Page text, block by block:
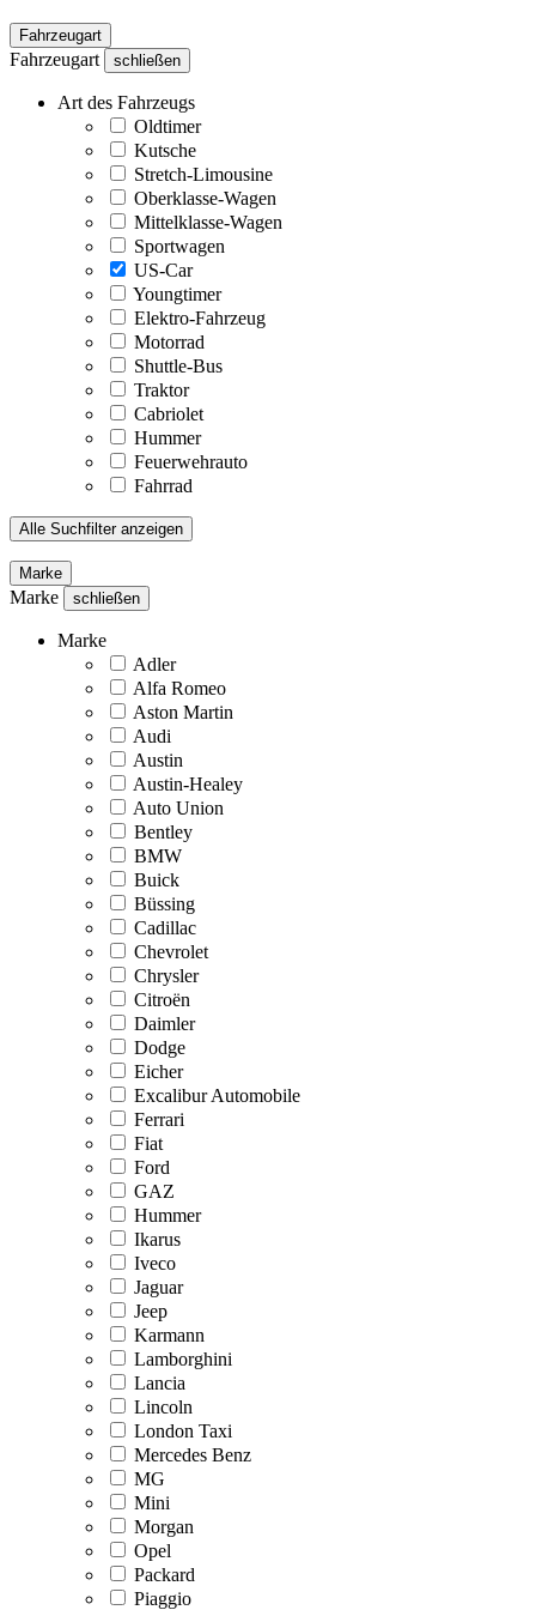
Fahrzeugart
Fahrzeugart schließen
Art des Fahrzeugs
Oldtimer
Kutsche
Stretch-Limousine
Oberklasse-Wagen
Mittelklasse-Wagen
Sportwagen
US-Car
Youngtimer
Elektro-Fahrzeug
Motorrad
Shuttle-Bus
Traktor
Cabriolet
Hummer
Feuerwehrauto
Fahrrad
Alle Suchfilter anzeigen
Marke
Marke schließen
Marke
Adler
Alfa Romeo
Aston Martin
Audi
Austin
Austin-Healey
Auto Union
Bentley
BMW
Buick
Büssing
Cadillac
Chevrolet
Chrysler
Citroën
Daimler
Dodge
Eicher
Excalibur Automobile
Ferrari
Fiat
Ford
GAZ
Hummer
Ikarus
Iveco
Jaguar
Jeep
Karmann
Lamborghini
Lancia
Lincoln
London Taxi
Mercedes Benz
MG
Mini
Morgan
Opel
Packard
Piaggio